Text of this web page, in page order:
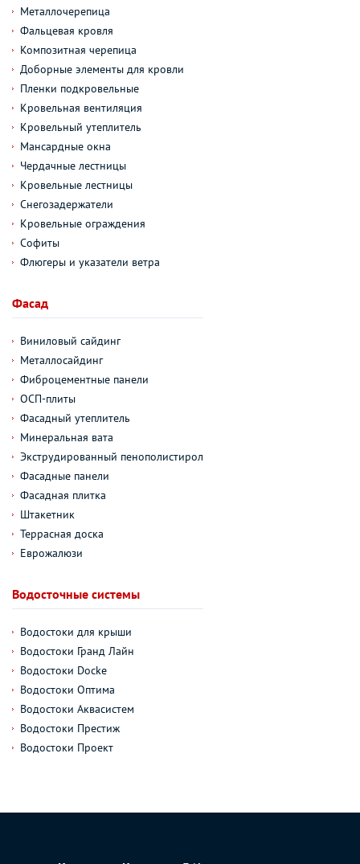
Металлочерепица
Фальцевая кровля
Композитная черепица
Доборные элементы для кровли
Пленки подкровельные
Кровельная вентиляция
Кровельный утеплитель
Мансардные окна
Чердачные лестницы
Кровельные лестницы
Снегозадержатели
Кровельные ограждения
Софиты
Флюгеры и указатели ветра
Фасад
Виниловый сайдинг
Металлосайдинг
Фиброцементные панели
ОСП-плиты
Фасадный утеплитель
Минеральная вата
Экструдированный пенополистирол
Фасадные панели
Фасадная плитка
Штакетник
Террасная доска
Еврожалюзи
Водосточные системы
Водостоки для крыши
Водостоки Гранд Лайн
Водостоки Docke
Водостоки Оптима
Водостоки Аквасистем
Водостоки Престиж
Водостоки Проект